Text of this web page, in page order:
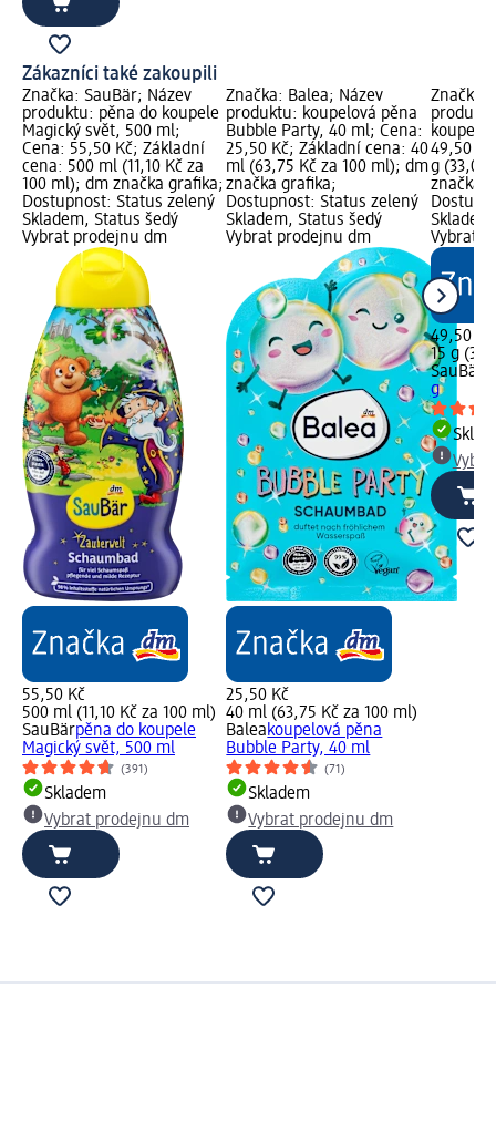
Zákazníci také zakoupili
Značka: SauBär; Název
produktu: pěna do koupele
Magický svět, 500 ml;
Cena: 55,50 Kč; Základní
cena: 500 ml (11,10 Kč za
100 ml); dm značka grafika;
Dostupnost: Status zelený
Skladem, Status šedý
Vybrat prodejnu dm
55,50 Kč
500 ml (11,10 Kč za 100 ml)
SauBärpěna do koupele
Magický svět, 500 ml
(391)
Skladem
Vybrat prodejnu dm
Značka: Balea; Název
produktu: koupelová pěna
Bubble Party, 40 ml; Cena:
25,50 Kč; Základní cena: 40
ml (63,75 Kč za 100 ml); dm
značka grafika;
Dostupnost: Status zelený
Skladem, Status šedý
Vybrat prodejnu dm
25,50 Kč
40 ml (63,75 Kč za 100 ml)
Baleakoupelová pěna
Bubble Party, 40 ml
(71)
Skladem
Vybrat prodejnu dm
Značka:
koupel,
49,50
g (33,00
značka
Vybrat
49,50 Kč
15 g
SauBär
g